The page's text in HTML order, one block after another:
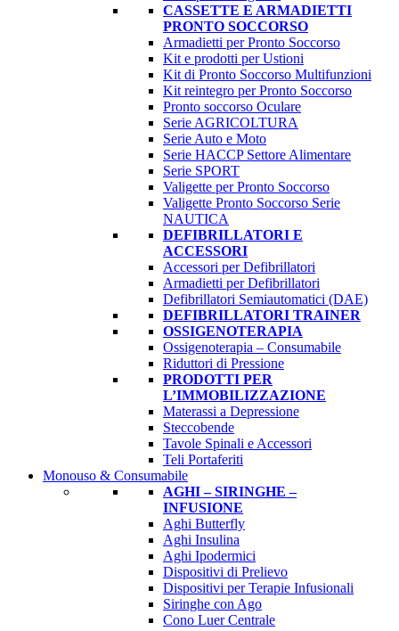
CASSETTE E ARMADIETTI
PRONTO SOCCORSO
Armadietti per Pronto Soccorso
Kit e prodotti per Ustioni
Kit di Pronto Soccorso Multifunzioni
Kit reintegro per Pronto Soccorso
Pronto soccorso Oculare
Serie AGRICOLTURA
Serie Auto e Moto
Serie HACCP Settore Alimentare
Serie SPORT
Valigette per Pronto Soccorso
Valigette Pronto Soccorso Serie
NAUTICA
DEFIBRILLATORI E
ACCESSORI
Accessori per Defibrillatori
Armadietti per Defibrillatori
Defibrillatori Semiautomatici (DAE)
DEFIBRILLATORI TRAINER
OSSIGENOTERAPIA
Ossigenoterapia – Consumabile
Riduttori di Pressione
PRODOTTI PER
L’IMMOBILIZZAZIONE
Materassi a Depressione
Steccobende
Tavole Spinali e Accessori
Teli Portaferiti
Monouso & Consumabile
AGHI – SIRINGHE –
INFUSIONE
Aghi Butterfly
Aghi Insulina
Aghi Ipodermici
Dispositivi di Prelievo
Dispositivi per Terapie Infusionali
Siringhe con Ago
Cono Luer Centrale